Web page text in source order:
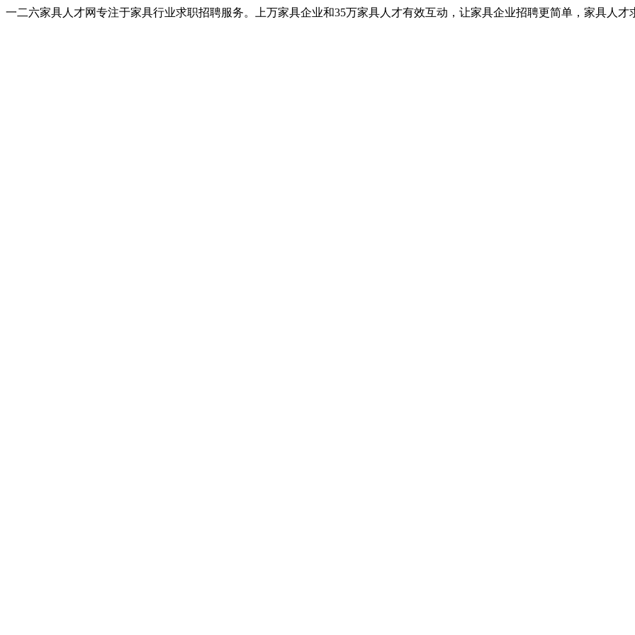
一二六家具人才网专注于家具行业求职招聘服务。上万家具企业和35万家具人才有效互动，让家具企业招聘更简单，家具人才